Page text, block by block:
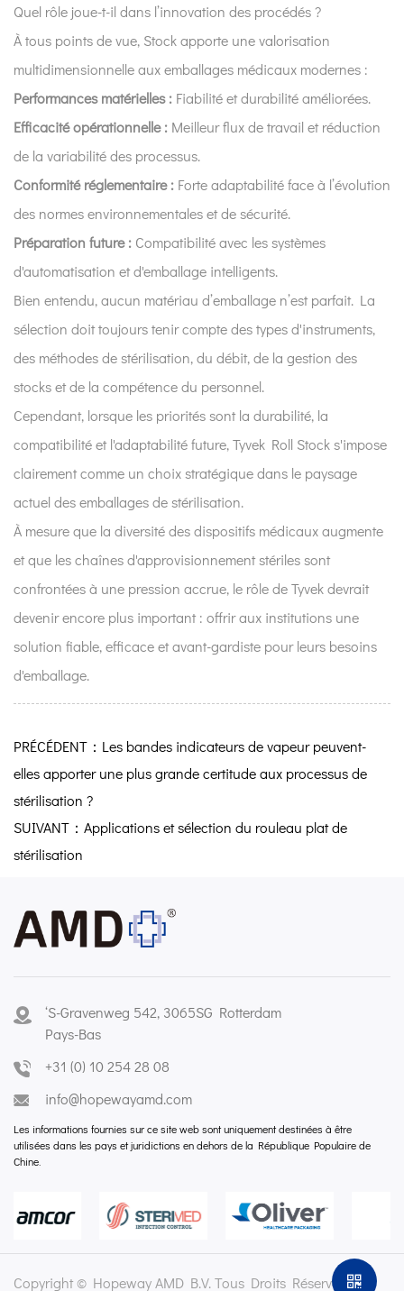
Quel rôle joue-t-il dans l’innovation des procédés ?
À tous points de vue, Stock apporte une valorisation
multidimensionnelle aux emballages médicaux modernes :
Performances matérielles : Fiabilité et durabilité améliorées.
Efficacité opérationnelle : Meilleur flux de travail et réduction
de la variabilité des processus.
Conformité réglementaire : Forte adaptabilité face à l’évolution
des normes environnementales et de sécurité.
Préparation future : Compatibilité avec les systèmes
d'automatisation et d'emballage intelligents.
Bien entendu, aucun matériau d’emballage n’est parfait. La
sélection doit toujours tenir compte des types d'instruments,
des méthodes de stérilisation, du débit, de la gestion des
stocks et de la compétence du personnel.
Cependant, lorsque les priorités sont la durabilité, la
compatibilité et l'adaptabilité future, Tyvek Roll Stock s'impose
clairement comme un choix stratégique dans le paysage
actuel des emballages de stérilisation.
À mesure que la diversité des dispositifs médicaux augmente
et que les chaînes d'approvisionnement stériles sont
confrontées à une pression accrue, le rôle de Tyvek devrait
devenir encore plus important : offrir aux institutions une
solution fiable, efficace et avant-gardiste pour leurs besoins
d'emballage.
PRÉCÉDENT：Les bandes indicateurs de vapeur peuvent-
elles apporter une plus grande certitude aux processus de
stérilisation ?
SUIVANT：Applications et sélection du rouleau plat de
stérilisation
‘S-Gravenweg 542, 3065SG Rotterdam
Pays-Bas
+31 (0) 10 254 28 08
info@hopewayamd.com
Les informations fournies sur ce site web sont uniquement destinées à être
utilisées dans les pays et juridictions en dehors de la République Populaire de
Chine.
Copyright © Hopeway AMD B.V. Tous Droits Réservés.